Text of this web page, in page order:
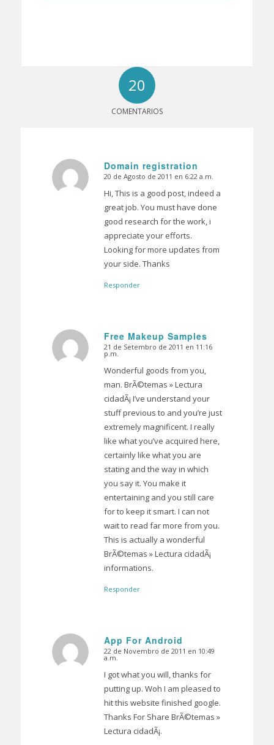
20
COMENTARIOS
Domain registration
Dice:
20 de Agosto de 2011 en 6:22 a.m.
Hi, This is a good post, indeed a
great job. You must have done
good research for the work, i
appreciate your efforts.
Looking for more updates from
your side. Thanks
Responder
Free Makeup Samples
Dice:
21 de Setembro de 2011 en 11:16
p.m.
Wonderful goods from you,
man. BrÃ©temas » Lectura
cidadÃ¡ I’ve understand your
stuff previous to and you’re just
extremely magnificent. I really
like what you’ve acquired here,
certainly like what you are
stating and the way in which
you say it. You make it
entertaining and you still care
for to keep it smart. I can not
wait to read far more from you.
This is actually a wonderful
BrÃ©temas » Lectura cidadÃ¡
informations.
Responder
App For Android
Dice:
22 de Novembro de 2011 en 10:49
a.m.
I got what you will, thanks for
putting up. Woh I am pleased to
hit this website finished google.
Thanks For Share BrÃ©temas »
Lectura cidadÃ¡.